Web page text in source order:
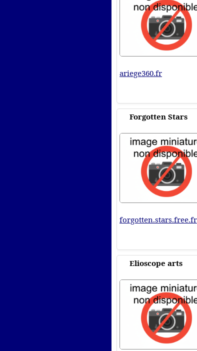
ariege360.fr
Forgotten Stars
forgotten.stars.free.fr
Elioscope arts